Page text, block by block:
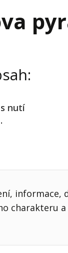
nutí
informace,
charakteru